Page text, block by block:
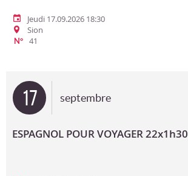
Jeudi 17.09.2026 18:30
Sion
N°
41
17 septembre
ESPAGNOL POUR VOYAGER 22x1h30